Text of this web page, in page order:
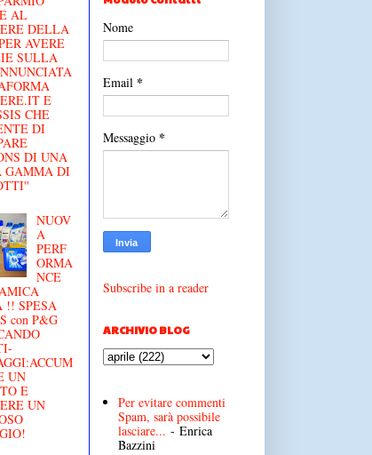
AL
DELLA
AVERE
SULLA
E
CHE
DI
DI UNA
GAMMA DI
NUOV
A
PERF
ORMA
NCE
!! SPESA
con P&G
UN
E
UN
Nome
Email *
Messaggio *
Subscribe in a reader
ARCHIVIO BLOG
Per evitare commenti
Spam, sarà possibile
lasciare... - Enrica
Bazzini